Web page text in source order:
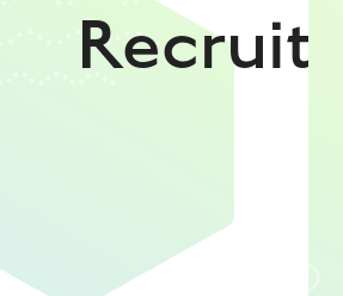
Recruit